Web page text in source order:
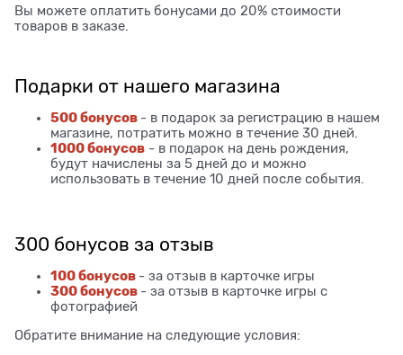
Вы можете оплатить бонусами до 20% стоимости
товаров в заказе.
Подарки от нашего магазина
500 бонусов - в подарок за регистрацию в нашем
магазине, потратить можно в течение 30 дней.
1000 бонусов - в подарок на день рождения,
будут начислены за 5 дней до и можно
использовать в течение 10 дней после события.
300 бонусов за отзыв
100 бонусов - за отзыв в карточке игры
300 бонусов - за отзыв в карточке игры с
фотографией
Обратите внимание на следующие условия: